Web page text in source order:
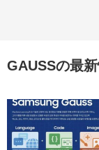
GAUSSの最